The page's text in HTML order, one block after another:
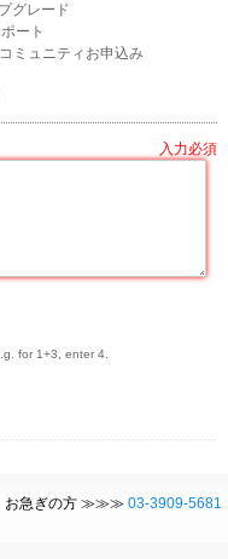
グレード
ート
ミュニティお申込み
for 1+3, enter 4.
お急ぎの方 ≫≫≫ 03-3909-5681